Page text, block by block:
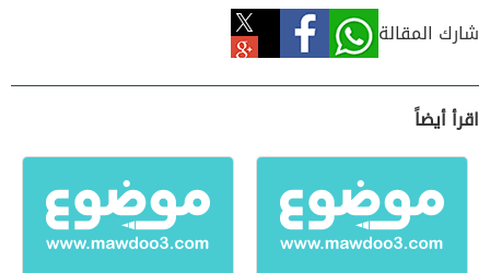
شارك المقالة
اقرأ أيضاً